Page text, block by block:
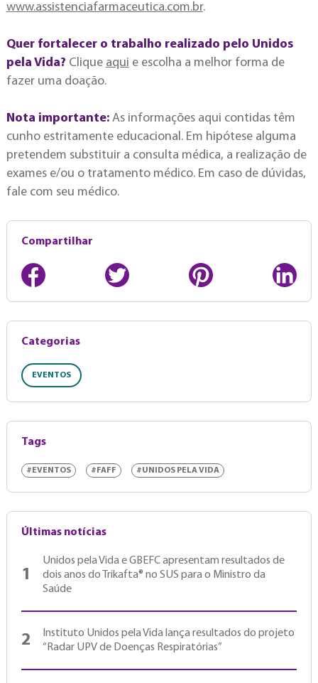
www.assistenciafarmaceutica.com.br.
Quer fortalecer o trabalho realizado pelo Unidos
pela Vida? Clique aqui e escolha a melhor forma de
fazer uma doação.
Nota importante:As informações aqui contidas têm
cunho estritamente educacional. Em hipótese alguma
pretendem substituir a consulta médica, a realização de
exames e/ou o tratamento médico. Em caso de dúvidas,
fale com seu médico.
Compartilhar
Categorias
EVENTOS
Tags
#EVENTOS #FAFF #UNIDOS PELA VIDA
Últimas notícias
1
Unidos pela Vida e GBEFC apresentam resultados de
dois anos do Trikafta® no SUS para o Ministro da
Saúde
2
Instituto Unidos pela Vida lança resultados do projeto
“Radar UPV de Doenças Respiratórias”